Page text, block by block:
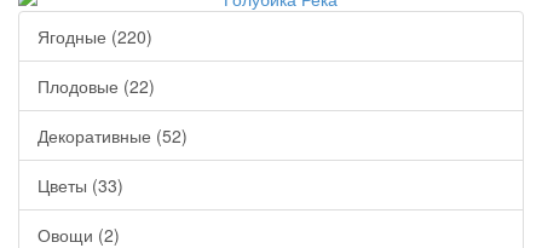
Ягодные (220)
Плодовые (22)
Декоративные (52)
Цветы (33)
Овощи (2)